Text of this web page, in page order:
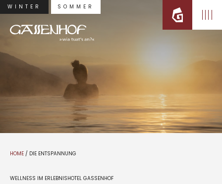
WINTER SOMMER
HOME / DIE ENTSPANNUNG
WELLNESS IM ERLEBNISHOTEL GASSENHOF